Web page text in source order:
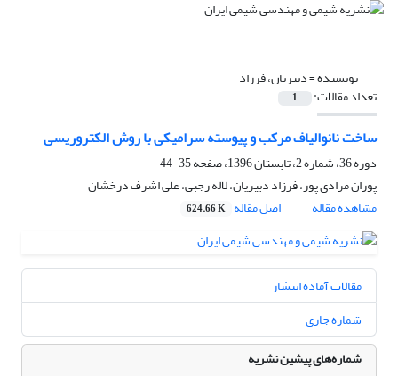
نویسنده =دبیریان، فرزاد
تعداد مقالات: 1
ساخت نانوالیاف مرکب و پیوسته سرامیکی با روش الکتروریسی
دوره 36، شماره 2، تابستان 1396، صفحه
35-44
پوران مرادی پور، فرزاد دبیریان، لاله رجبی، علی اشرف درخشان
مشاهده مقاله
اصل مقاله 624.66 K
مقالات آماده انتشار
شماره جاری
شماره‌های پیشین نشریه